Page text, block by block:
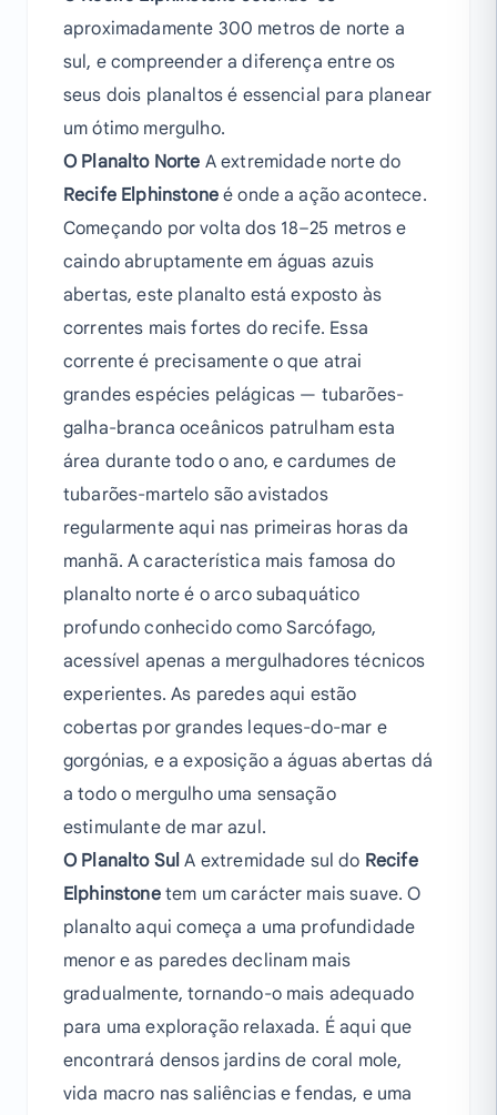
aproximadamente 300 metros de norte a
sul, e compreender a diferença entre os
seus dois planaltos é essencial para planear
um ótimo mergulho.
O Planalto Norte A extremidade norte do
Recife Elphinstoneé onde a ação acontece.
Começando por volta dos 18–25 metros e
caindo abruptamente em águas azuis
abertas, este planalto está exposto às
correntes mais fortes do recife. Essa
corrente é precisamente o que atrai
grandes espécies pelágicas — tubarões-
galha-branca oceânicos patrulham esta
área durante todo o ano, e cardumes de
tubarões-martelo são avistados
regularmente aqui nas primeiras horas da
manhã. A característica mais famosa do
planalto norte é o arco subaquático
profundo conhecido como Sarcófago,
acessível apenas a mergulhadores técnicos
experientes. As paredes aqui estão
cobertas por grandes leques-do-mar e
gorgónias, e a exposição a águas abertas dá
a todo o mergulho uma sensação
estimulante de mar azul.
O Planalto Sul A extremidade sul do Recife
Elphinstonetem um carácter mais suave. O
planalto aqui começa a uma profundidade
menor e as paredes declinam mais
gradualmente, tornando-o mais adequado
para uma exploração relaxada. É aqui que
encontrará densos jardins de coral mole,
vida macro nas saliências e fendas, e uma